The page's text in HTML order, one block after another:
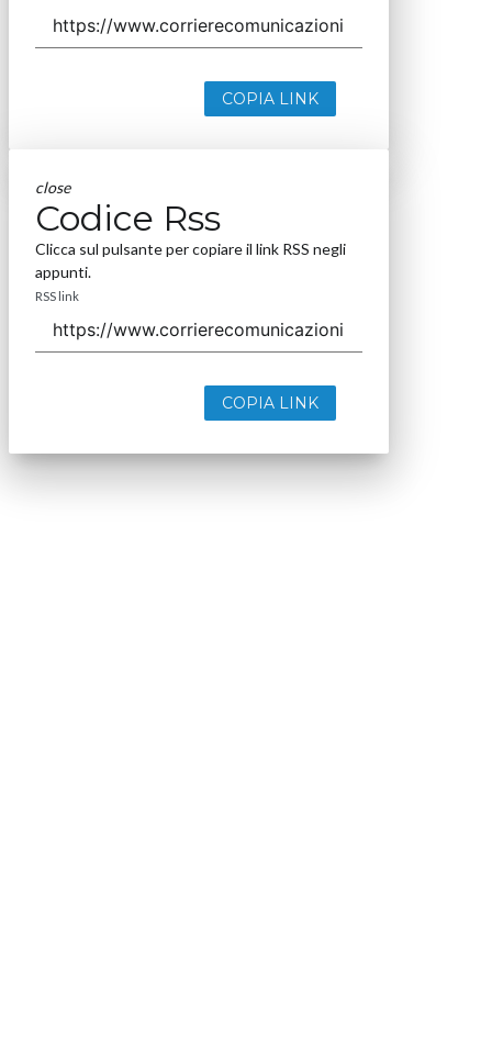
COPIA LINK
close
Codice Rss
Clicca sul pulsante per copiare il link RSS negli
appunti.
RSS link
COPIA LINK